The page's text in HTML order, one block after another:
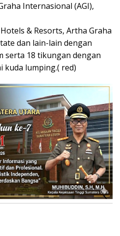
Internasional (AGI),
& Resorts, Artha Graha
dan lain-lain dengan
serta 18 tikungan dengan
kuda lumping.( red)